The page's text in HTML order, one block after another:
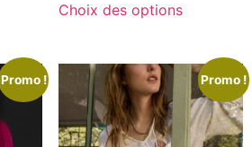
Choix des options
Promo ! Promo !